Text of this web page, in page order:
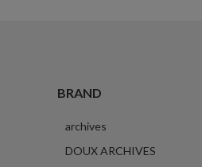
BRAND
archives
DOUX ARCHIVES